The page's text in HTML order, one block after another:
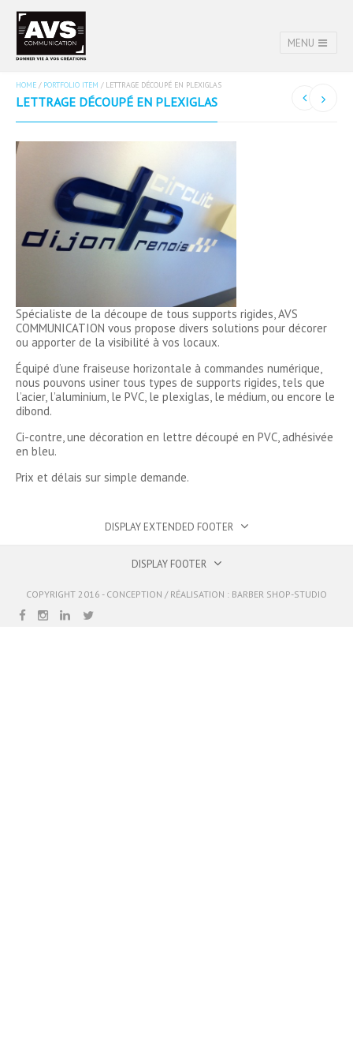
MENU
HOME / PORTFOLIO ITEM / LETTRAGE DÉCOUPÉ EN PLEXIGLAS
LETTRAGE DÉCOUPÉ EN PLEXIGLAS
Spécialiste de la découpe de tous supports rigides, AVS
COMMUNICATION vous propose divers solutions pour décorer
ou apporter de la visibilité à vos locaux.
Équipé d’une fraiseuse horizontale à commandes numérique,
nous pouvons usiner tous types de supports rigides, tels que
l’acier, l’aluminium, le PVC, le plexiglas, le médium, ou encore le
dibond.
Ci-contre, une décoration en lettre découpé en PVC, adhésivée
en bleu.
Prix et délais sur simple demande.
DISPLAY EXTENDED FOOTER
DISPLAY FOOTER
COPYRIGHT 2016 - CONCEPTION / RÉALISATION : BARBER SHOP-STUDIO